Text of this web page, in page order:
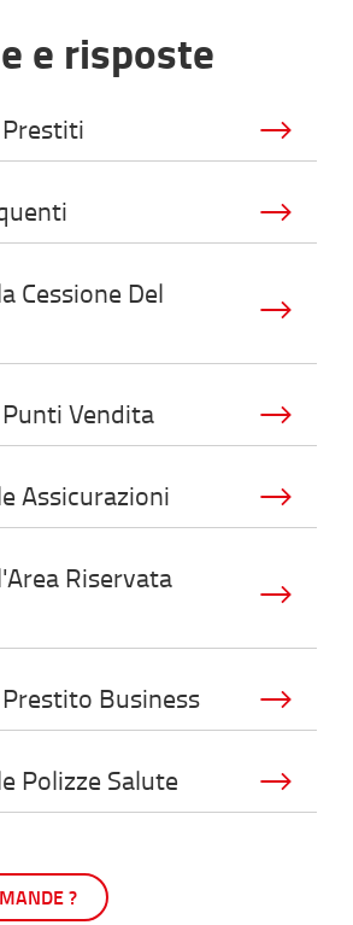
e risposte
Cessione Del
Vendita
Assicurazioni
Riservata
Business
Polizze Salute
?